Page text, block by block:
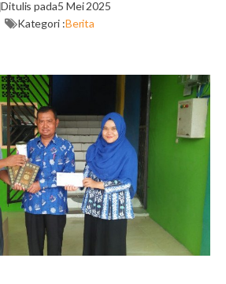
Ditulis pada5 Mei 2025
Kategori :Berita